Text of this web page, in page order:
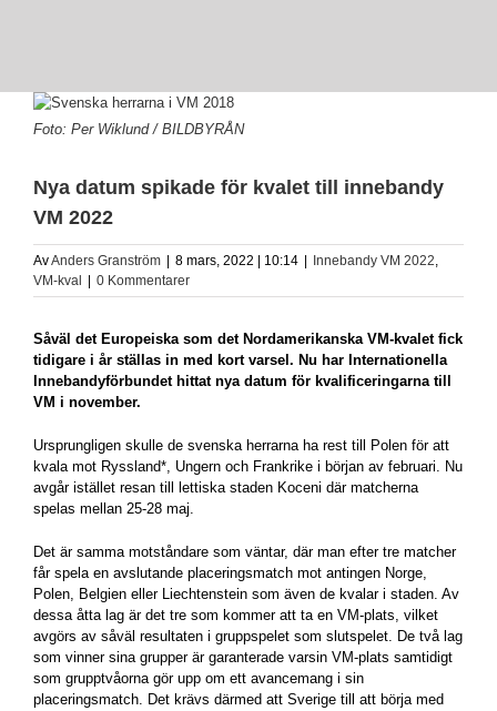
View
Larger
Foto: Per Wiklund / BILDBYRÅN
Nya datum spikade för kvalet till innebandy
VM 2022
AvAnders Granström 8 mars, 2022 | 10:14 Innebandy VM 2022,
VM-kval
0 Kommentarer
Såväl det Europeiska som det Nordamerikanska VM-kvalet fick
tidigare i år ställas in med kort varsel. Nu har Internationella
Innebandyförbundet hittat nya datum för kvalificeringarna till
VM i november.
Ursprungligen skulle de svenska herrarna ha rest till Polen för att
kvala mot Ryssland*, Ungern och Frankrike i början av februari. Nu
avgår istället resan till lettiska staden Koceni där matcherna
spelas mellan 25-28 maj.
Det är samma motståndare som väntar, där man efter tre matcher
får spela en avslutande placeringsmatch mot antingen Norge,
Polen, Belgien eller Liechtenstein som även de kvalar i staden. Av
dessa åtta lag är det tre som kommer att ta en VM-plats, vilket
avgörs av såväl resultaten i gruppspelet som slutspelet. De två lag
som vinner sina grupper är garanterade varsin VM-plats samtidigt
som grupptvåorna gör upp om ett avancemang i sin
placeringsmatch. Det krävs därmed att Sverige till att börja med